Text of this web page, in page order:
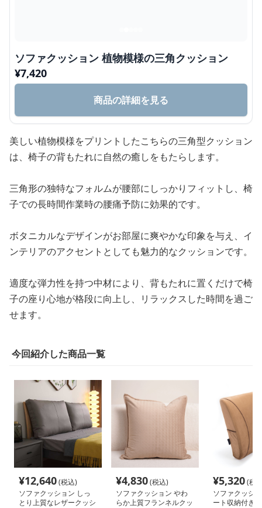
ソファクッション 植物模様の三角クッション
¥7,420
商品の詳細を見る
美しい植物模様をプリントしたこちらの三角型クッション
は、椅子の背もたれに自然の癒しをもたらします。
三角形の独特なフォルムが腰部にしっかりフィットし、椅
子での長時間作業時の腰痛予防に効果的です。
ボタニカルなデザインがお部屋に爽やかな印象を与え、イ
ンテリアのアクセントとしても魅力的なクッションです。
適度な弾力性を持つ中材により、背もたれに置くだけで椅
子の座り心地が格段に向上し、リラックスした時間を過ご
せます。
今回紹介した商品一覧
¥12,640(税込)
ソファクッション しっ
とり上質なレザークッシ
¥4,830(税込)
ソファクッション やわ
らか上質フランネルクッ
¥5,320(税
ソファクッシ
ート収納付き